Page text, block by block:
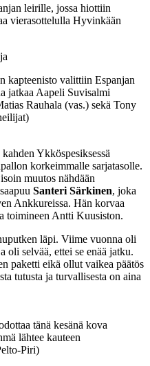
leirille, jossa hiottiin
vierasottelulla Hyvinkään
kapteenisto valittiin Espanjan
jatkaa Aapeli Suvisalmi
Rauhala (vas.) sekä Tony
Ykköspesiksessä
korkeimmalle sarjatasolle.
muutos nähdään
Santeri Särkinen, joka
Ankkureissa. Hän korvaa
toimineen Antti Kuusiston.
läpi. Viime vuonna oli
oli selvää, ettei se enää jatku.
paketti eikä ollut vaikea päätös
tutusta ja turvallisesta on aina
tänä kesänä kova
lähtee kauteen
Piri)